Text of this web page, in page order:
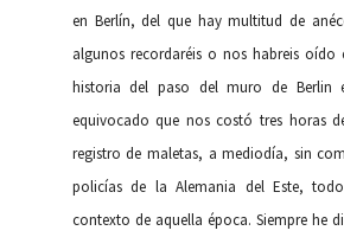
en Berlín, del que hay multitud de
algunos recordaréis o nos habreis oído
historia del paso del muro de Berlin
equivocado que nos costó tres horas
registro de maletas, a mediodía, sin
policías de la Alemania del Este,
contexto de aquella época. Siempre he